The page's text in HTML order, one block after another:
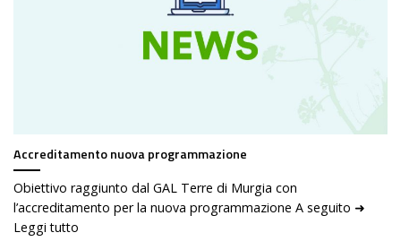
Accreditamento nuova programmazione
Obiettivo raggiunto dal GAL Terre di Murgia con
l’accreditamento per la nuova programmazione A seguito ➜
Leggi tutto